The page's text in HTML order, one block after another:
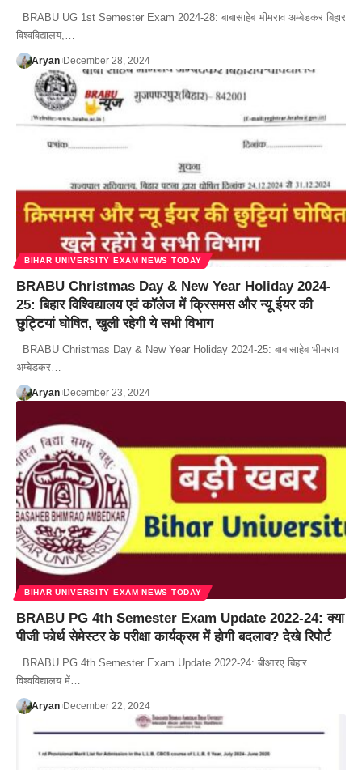
BRABU UG 1st Semester Exam 2024-28: बाबासाहेब भीमराव अम्बेडकर बिहार
विश्वविद्यालय,…
Aryan December 28, 2024
BIHAR UNIVERSITY EXAM NEWS TODAY
BRABU Christmas Day & New Year Holiday 2024-
25: बिहार विश्विद्यालय एवं कॉलेज में क्रिसमस और न्यू ईयर की
छुट्टियां घोषित, खुली रहेगी ये सभी विभाग
BRABU Christmas Day & New Year Holiday 2024-25: बाबासाहेब भीमराव
अम्बेडकर…
Aryan December 23, 2024
BIHAR UNIVERSITY EXAM NEWS TODAY
BRABU PG 4th Semester Exam Update 2022-24: क्या
पीजी फोर्थ सेमेस्टर के परीक्षा कार्यक्रम में होगी बदलाव? देखे रिपोर्ट
BRABU PG 4th Semester Exam Update 2022-24: बीआरए बिहार
विश्वविद्यालय में…
Aryan December 22, 2024